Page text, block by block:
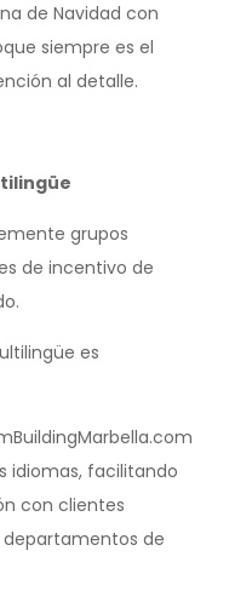
de Navidad con
siempre es el
al detalle.
grupos
de incentivo de
es
idiomas, facilitando
con clientes
departamentos de